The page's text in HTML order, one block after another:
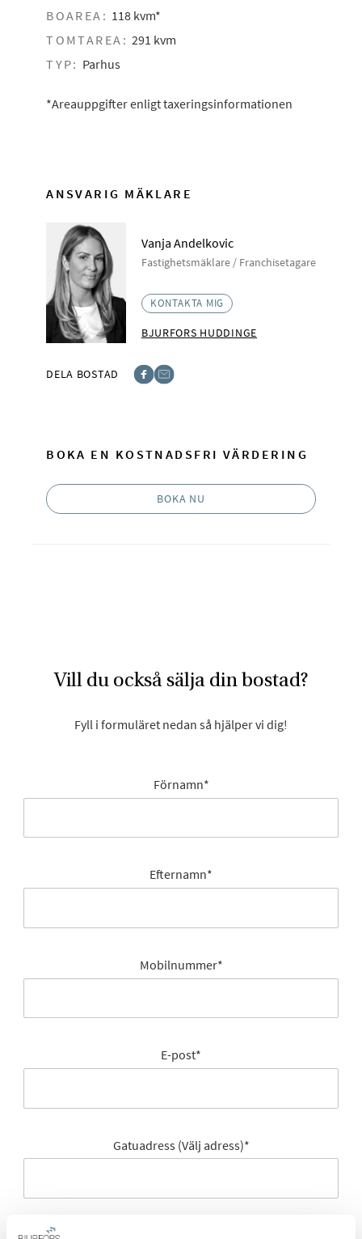
BOAREA: 118 kvm*
TOMTAREA: 291 kvm
TYP: Parhus
*Areauppgifter enligt taxeringsinformationen
ANSVARIG MÄKLARE
Vanja Andelkovic
Fastighetsmäklare / Franchisetagare
KONTAKTA MIG
BJURFORS HUDDINGE
DELA BOSTAD
BOKA EN KOSTNADSFRI VÄRDERING
BOKA NU
Vill du också sälja din bostad?
Fyll i formuläret nedan så hjälper vi dig!
Förnamn*
Efternamn*
Mobilnummer*
E-post*
Gatuadress (Välj adress)*